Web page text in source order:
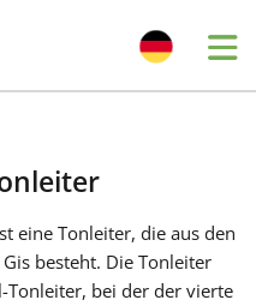
eine Tonleiter, die aus den
besteht. Die Tonleiter
bei der der vierte